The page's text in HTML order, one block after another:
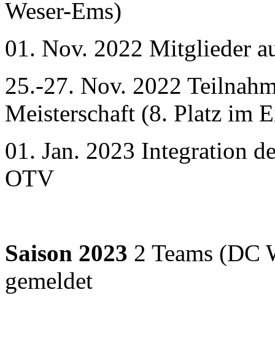
Weser-Ems)
01. Nov. 2022 Mitglieder
25.-27. Nov. 2022
Meisterschaft (8. Platz im
01. Jan. 2023 Integration
OTV
Saison 2023 2 Teams
gemeldet